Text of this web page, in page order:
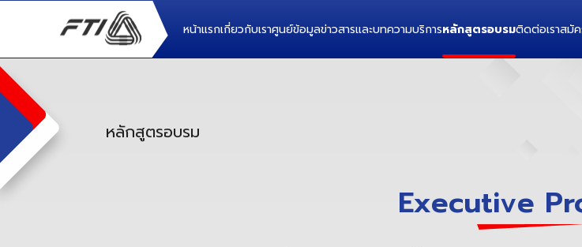
หน้าแรกเกี่ยวกับเราศูนย์ข้อมูลข่าวสารและบทความบริการหลักสูตรอบรมติดต่อเราสมั
หลักสูตรอบรม
Executive